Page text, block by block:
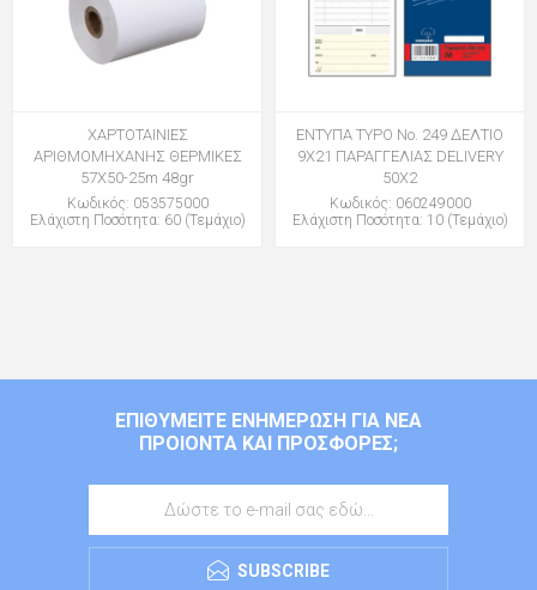
ΧΑΡΤΟΤΑΙΝΙΕΣ
ΑΡΙΘΜΟΜΗΧΑΝΗΣ ΘΕΡΜΙΚΕΣ
57Χ50-25m 48gr
Κωδικός: 053575000
Ελάχιστη Ποσότητα: 60 (Τεμάχιο)
ΕΝΤΥΠΑ TYPO Νο. 249 ΔΕΛΤΙΟ
9Χ21 ΠΑΡΑΓΓΕΛΙΑΣ DELIVERY
50Χ2
Κωδικός: 060249000
Ελάχιστη Ποσότητα: 10 (Τεμάχιο)
ΕΠΙΘΥΜΕΊΤΕ ΕΝΗΜΈΡΩΣΗ ΓΙΑ ΝΈΑ
ΠΡΟΙΌΝΤΑ ΚΑΙ ΠΡΟΣΦΟΡΈΣ;
SUBSCRIBE